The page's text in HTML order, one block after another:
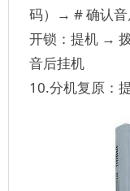
码）→ # 确认音
开锁：提机 →
音后挂机
10.分机复原：